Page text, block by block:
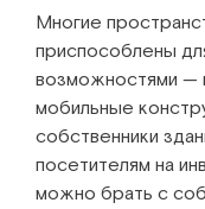
Многие
приспособлены
возможностями —
мобильные
собственники
посетителям на
можно брать с